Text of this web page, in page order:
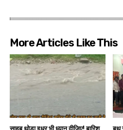
More Articles Like This